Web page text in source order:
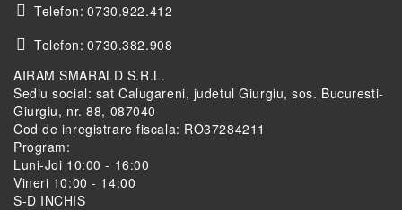
Telefon: 0730.922.412
Telefon: 0730.382.908
AIRAM SMARALD S.R.L.
Sediu social: sat Calugareni, judetul Giurgiu, sos. Bucuresti-
Giurgiu, nr. 88, 087040
Cod de inregistrare fiscala: RO37284211
Program:
Luni-Joi 10:00 - 16:00
Vineri 10:00 - 14:00
S-D INCHIS